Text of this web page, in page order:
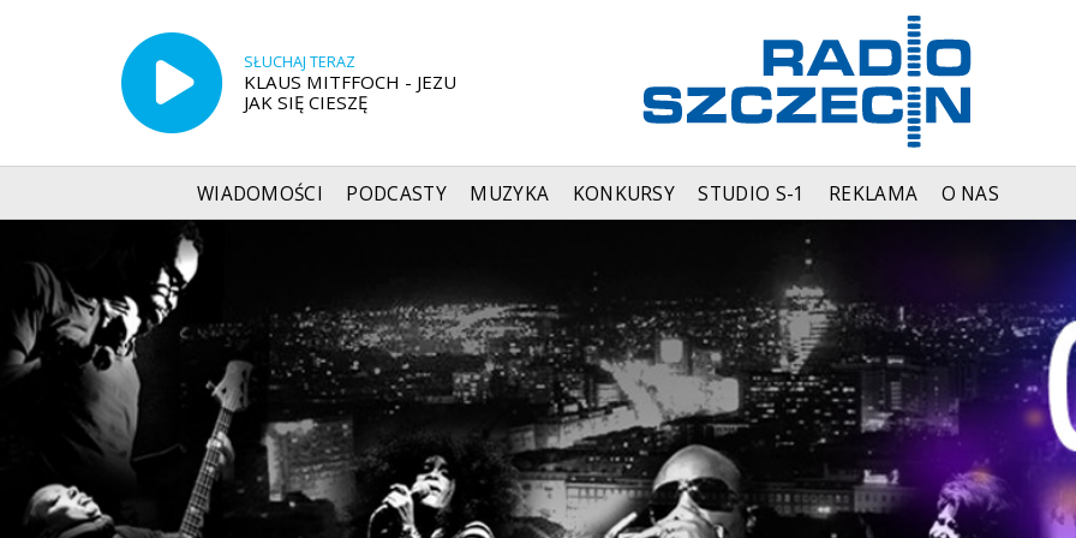
SŁUCHAJ TERAZ
KLAUS MITFFOCH - JEZU
JAK SIĘ CIESZĘ
WIADOMOŚCI PODCASTY MUZYKA KONKURSY STUDIO S-1 REKLAMA O NAS